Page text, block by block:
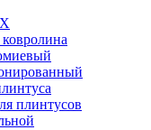
плинтусов